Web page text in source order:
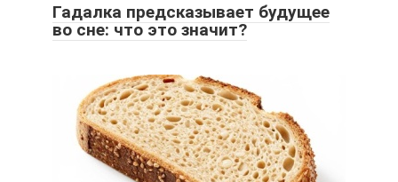
Гадалка предсказывает будущее
во сне: что это значит?